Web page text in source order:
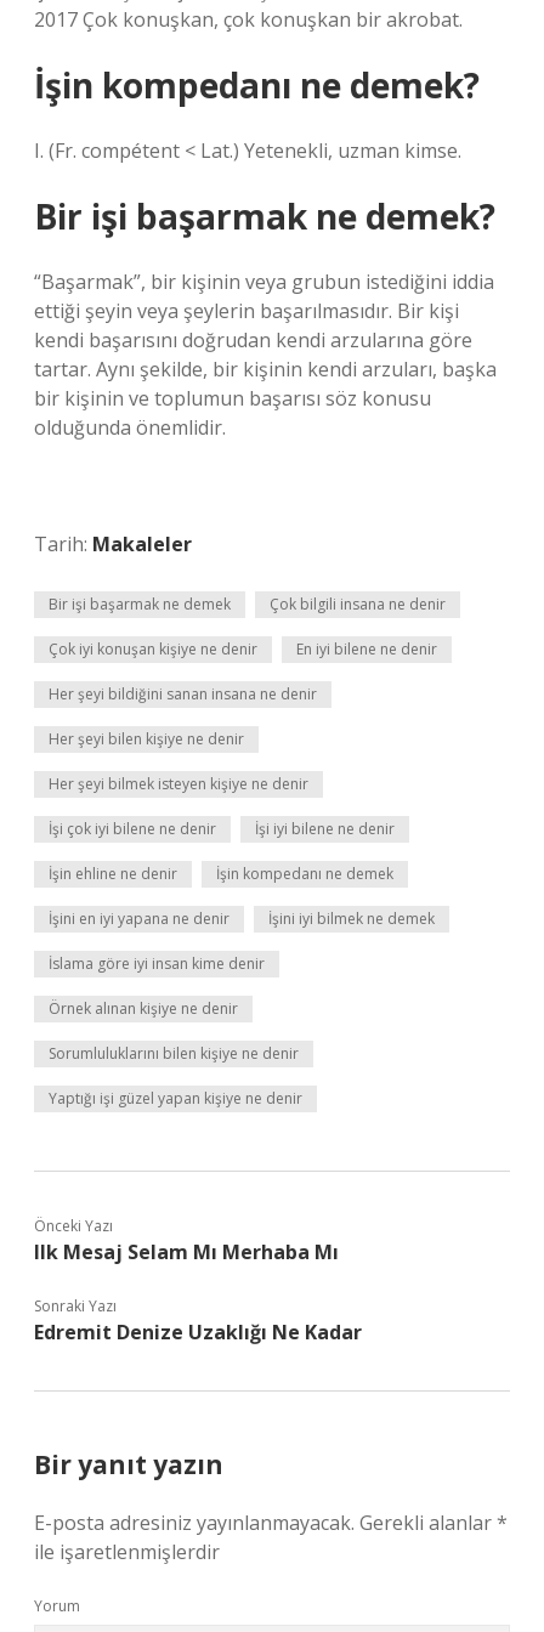
2017 Çok konuşkan, çok konuşkan bir akrobat.
İşin kompedanı ne demek?
I. (Fr. compétent < Lat.) Yetenekli, uzman kimse.
Bir işi başarmak ne demek?
“Başarmak”, bir kişinin veya grubun istediğini iddia
ettiği şeyin veya şeylerin başarılmasıdır. Bir kişi
kendi başarısını doğrudan kendi arzularına göre
tartar. Aynı şekilde, bir kişinin kendi arzuları, başka
bir kişinin ve toplumun başarısı söz konusu
olduğunda önemlidir.
Tarih: Makaleler
Bir işi başarmak ne demek Çok bilgili insana ne denir
Çok iyi konuşan kişiye ne denir En iyi bilene ne denir
Her şeyi bildiğini sanan insana ne denir
Her şeyi bilen kişiye ne denir
Her şeyi bilmek isteyen kişiye ne denir
İşi çok iyi bilene ne denir İşi iyi bilene ne denir
İşin ehline ne denir İşin kompedanı ne demek
İşini en iyi yapana ne denir İşini iyi bilmek ne demek
İslama göre iyi insan kime denir
Örnek alınan kişiye ne denir
Sorumluluklarını bilen kişiye ne denir
Yaptığı işi güzel yapan kişiye ne denir
Önceki Yazı
Ilk Mesaj Selam Mı Merhaba Mı
Sonraki Yazı
Edremit Denize Uzaklığı Ne Kadar
Bir yanıt yazın
E-posta adresiniz yayınlanmayacak. Gerekli alanlar*
ile işaretlenmişlerdir
Yorum